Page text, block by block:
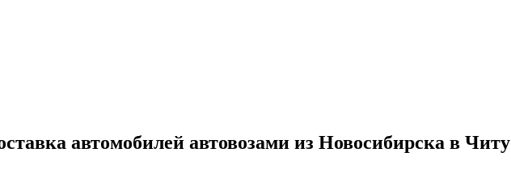
автомобилей автовозами из Новосибирска в Читу